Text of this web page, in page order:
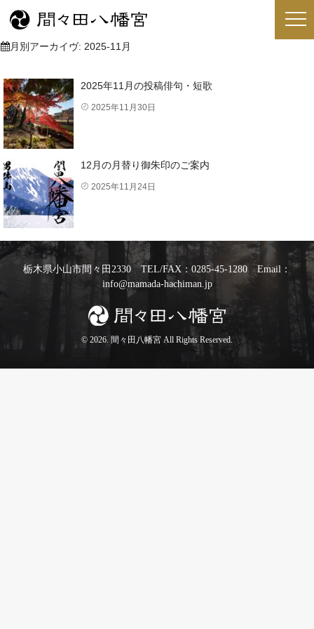
月別アーカイヴ: 2025-11月
2025年11月の投稿俳句・短歌
2025年11月30日
12月の月替り御朱印のご案内
2025年11月24日
栃木県小山市間々田2330 TEL/FAX：0285-45-1280 Email：
info@mamada-hachiman.jp
© 2026. 間々田八幡宮 All Rights Reserved.